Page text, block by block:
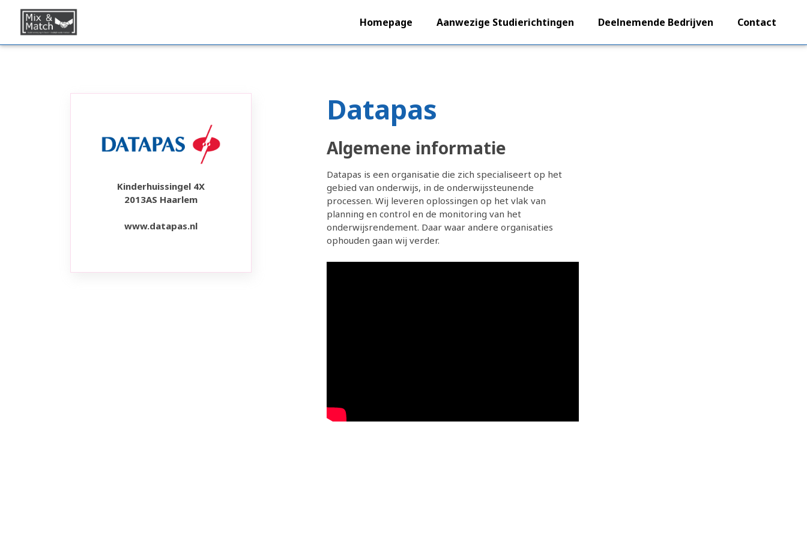
Homepage Aanwezige Studierichtingen Deelnemende Bedrijven Contact
Kinderhuissingel 4X
2013AS Haarlem
www.datapas.nl
Datapas
Algemene informatie
Datapas is een organisatie die zich specialiseert op het
gebied van onderwijs, in de onderwijssteunende
processen. Wij leveren oplossingen op het vlak van
planning en control en de monitoring van het
onderwijsrendement. Daar waar andere organisaties
ophouden gaan wij verder.